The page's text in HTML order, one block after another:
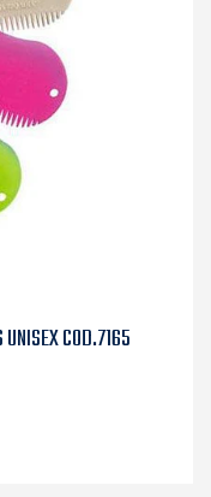
UNISEX COD.7165